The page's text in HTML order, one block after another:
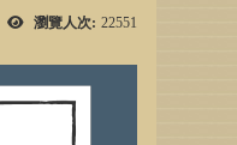
瀏覽人次: 22551